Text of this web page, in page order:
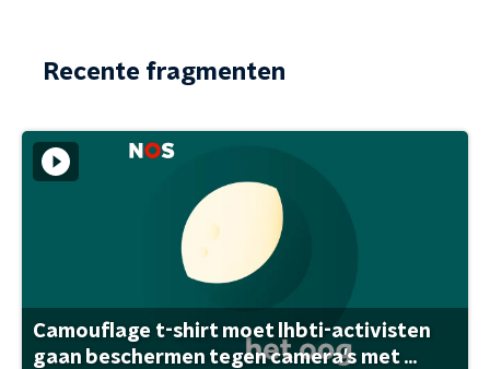
Recente fragmenten
Camouflage t-shirt moet lhbti-activisten
gaan beschermen tegen camera's met ...